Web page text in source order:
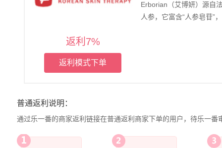
返利7%
返利模式下单
Erborian（艾博妍）源自
人参，它富含“人参皂苷”
普通返利说明：
通过乐一番的商家返利链接在普通返利商家下单的用户，待乐一